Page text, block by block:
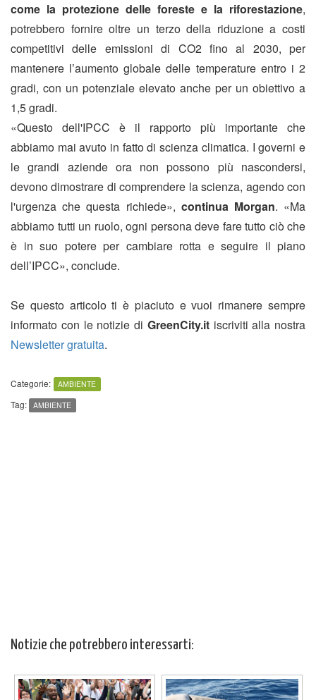
come la protezione delle foreste e la riforestazione,
potrebbero fornire oltre un terzo della riduzione a costi
competitivi delle emissioni di CO2 fino al 2030, per
mantenere l’aumento globale delle temperature entro i 2
gradi, con un potenziale elevato anche per un obiettivo a
1,5 gradi.
«Questo dell'IPCC è il rapporto più importante che
abbiamo mai avuto in fatto di scienza climatica. I governi e
le grandi aziende ora non possono più nascondersi,
devono dimostrare di comprendere la scienza, agendo con
l'urgenza che questa richiede», continua Morgan. «Ma
abbiamo tutti un ruolo, ogni persona deve fare tutto ciò che
è in suo potere per cambiare rotta e seguire il piano
dell’IPCC», conclude.
Se questo articolo ti è piaciuto e vuoi rimanere sempre
informato con le notizie di GreenCity.itiscriviti alla nostra
Newsletter gratuita.
Categorie: AMBIENTE
Tag: AMBIENTE
Notizie che potrebbero interessarti: